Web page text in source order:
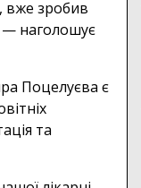
вже зробив
— наголошує
Поцелуєва є
та